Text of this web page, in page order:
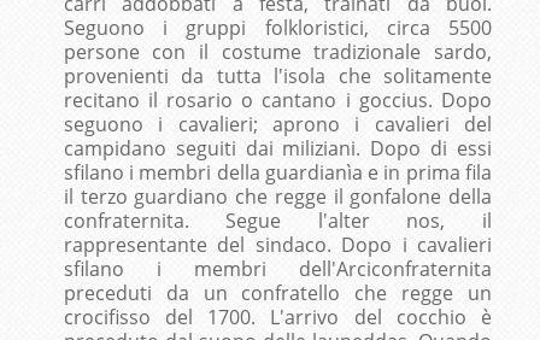
Seguono i gruppi folkloristici, circa 5500
persone con il costume tradizionale sardo,
provenienti da tutta l'isola che solitamente
recitano il rosario o cantano i goccius. Dopo
seguono i cavalieri; aprono i cavalieri del
campidano seguiti dai miliziani. Dopo di essi
sfilano i membri della guardianìa e in prima fila
il terzo guardiano che regge il gonfalone della
confraternita. Segue l'alter nos, il
rappresentante del sindaco. Dopo i cavalieri
sfilano i membri dell'Arciconfraternita
preceduti da un confratello che regge un
crocifisso del 1700. L'arrivo del cocchio è